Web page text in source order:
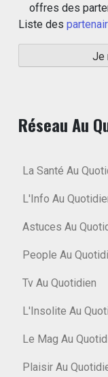
offres des
Liste des
Réseau Au
La Santé Au
L'Info Au
Astuces Au
People Au
Tv Au Quotidien
L'Insolite Au
Le Mag Au
Plaisir Au